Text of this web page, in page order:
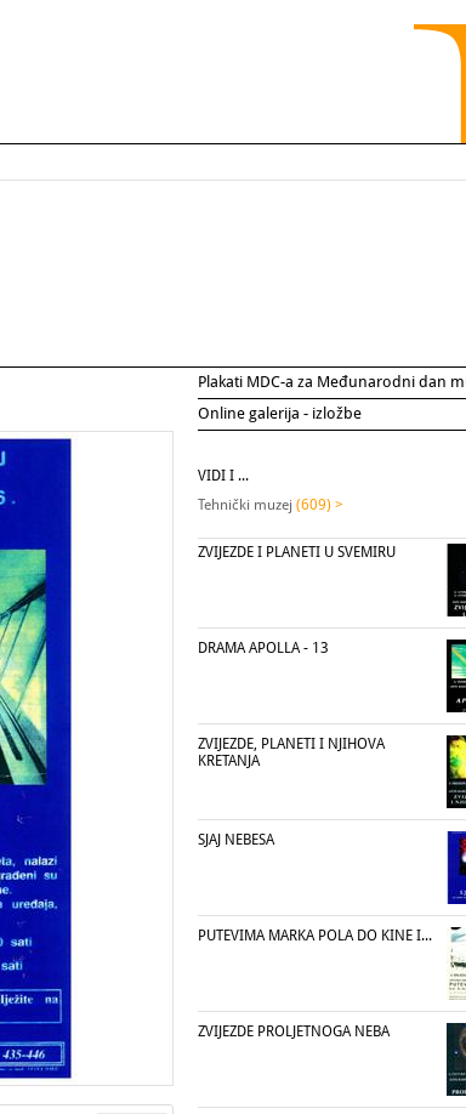
Plakati MDC-a za Međunarodni dan
Online galerija - izložbe
VIDI I ...
Tehnički muzej (609) >
ZVIJEZDE I PLANETI U SVEMIRU
DRAMA APOLLA - 13
ZVIJEZDE, PLANETI I NJIHOVA
KRETANJA
SJAJ NEBESA
PUTEVIMA MARKA POLA DO KINE I...
ZVIJEZDE PROLJETNOGA NEBA